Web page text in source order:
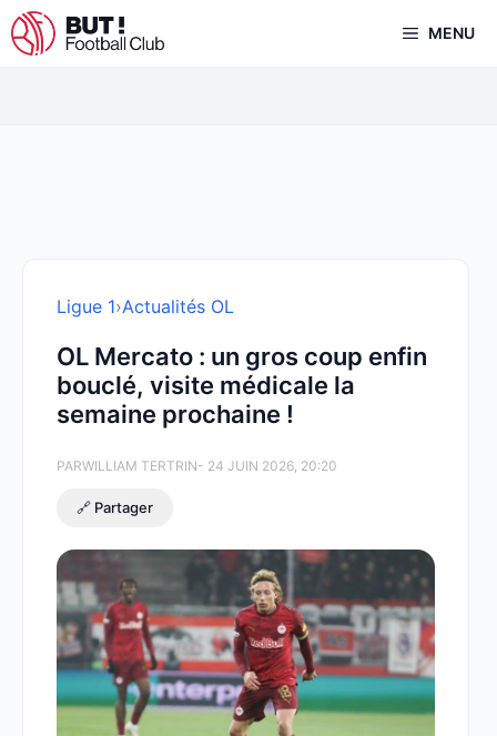
Aller
au
MENU
Ligue 1›Actualités OL
OL Mercato : un gros coup enfin
bouclé, visite médicale la
semaine prochaine !
PARWILLIAM TERTRIN- 24 JUIN 2026, 20:20
🔗 Partager